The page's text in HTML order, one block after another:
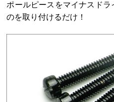
ポールピースをマイナスド
のを取り付けるだけ！